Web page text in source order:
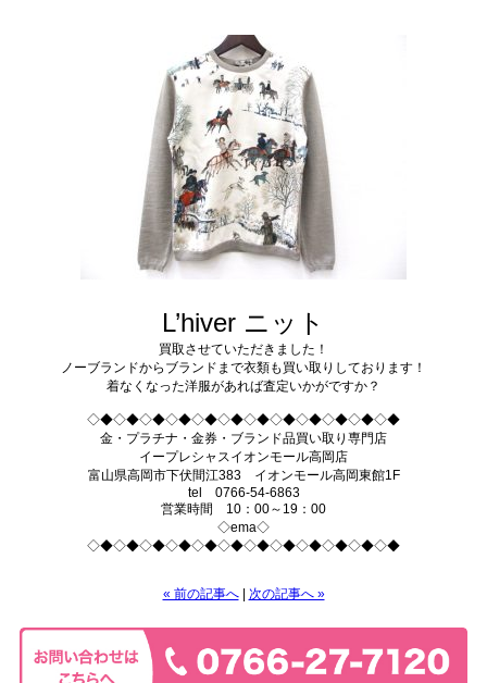
L’hiver ニット
買取させていただきました！
ノーブランドからブランドまで衣類も買い取りしております！
着なくなった洋服があれば査定いかがですか？
◇◆◇◆◇◆◇◆◇◆◇◆◇◆◇◆◇◆◇◆◇◆◇◆
金・プラチナ・金券・ブランド品買い取り専門店
イープレシャスイオンモール高岡店
富山県高岡市下伏間江383 イオンモール高岡東館1F
tel 0766-54-6863
営業時間 10：00～19：00
◇ema◇
◇◆◇◆◇◆◇◆◇◆◇◆◇◆◇◆◇◆◇◆◇◆◇◆
« 前の記事へ| 次の記事へ »